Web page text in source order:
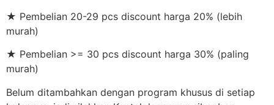
★ Pembelian 20-29 pcs discount harga 20% (lebih
murah)
★ Pembelian >= 30 pcs discount harga 30% (paling
murah)
Belum ditambahkan dengan program khusus di setiap